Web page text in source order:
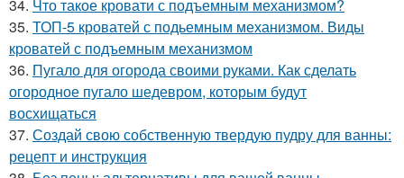
34. Что такое кровати с подъемным механизмом?
35. ТОП-5 кроватей с подьемным механизмом. Виды
кроватей с подъемным механизмом
36. Пугало для огорода своими руками. Как сделать
огородное пугало шедевром, которым будут
восхищаться
37. Создай свою собственную твердую пудру для ванны:
рецепт и инструкция